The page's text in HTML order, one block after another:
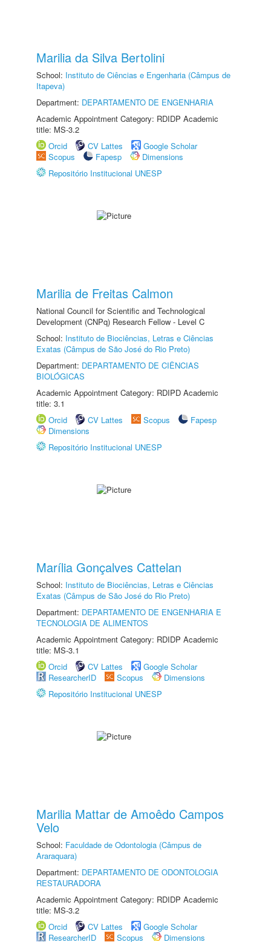
Marilia da Silva Bertolini
School: Instituto de Ciências e Engenharia (Câmpus de
Itapeva)
Department: DEPARTAMENTO DE ENGENHARIA
Academic Appointment Category: RDIDP Academic
title: MS-3.2
Orcid
CV Lattes
Google Scholar
Scopus
Fapesp
Dimensions
Repositório Institucional UNESP
Marilia de Freitas Calmon
National Council for Scientific and Technological
Development (CNPq) Research Fellow - Level C
School: Instituto de Biociências, Letras e Ciências
Exatas (Câmpus de São José do Rio Preto)
Department: DEPARTAMENTO DE CIÊNCIAS
BIOLÓGICAS
Academic Appointment Category: RDIPD Academic
title: 3.1
Orcid
CV Lattes Scopus
Fapesp
Dimensions
Repositório Institucional UNESP
Marília Gonçalves Cattelan
School: Instituto de Biociências, Letras e Ciências
Exatas (Câmpus de São José do Rio Preto)
Department: DEPARTAMENTO DE ENGENHARIA E
TECNOLOGIA DE ALIMENTOS
Academic Appointment Category: RDIDP Academic
title: MS-3.1
Orcid
CV Lattes
Google Scholar
ResearcherID
Scopus
Dimensions
Repositório Institucional UNESP
Marilia Mattar de Amoêdo Campos
Velo
School: Faculdade de Odontologia (Câmpus de
Araraquara)
Department: DEPARTAMENTO DE ODONTOLOGIA
RESTAURADORA
Academic Appointment Category: RDIDP Academic
title: MS-3.2
Orcid
CV Lattes
Google Scholar
ResearcherID
Scopus Dimensions